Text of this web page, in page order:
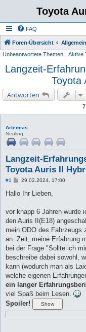
Toyota
FAQ
Foren-Übersicht
Unbeantwortete Themen Aktive
Langzeit-
Toyota
Antworten
Artemsis
Neuling
Langzeit-
Toyota Auris II
#1
B
i
a
29.02.2024, 17:00
Hallo Ihr Lieben,
vor knapp 6 Jahren wurde
den Auris II(E18)
mein ODO des Fahrzeugs
an. Zeit, meine Erfahrung
bei der Frage "Sollte ich
beschreibe dabei sowohl,
kann (wodurch man als
welche eigenen
ein langer
viel Spaß beim Lesen.
Spoiler!